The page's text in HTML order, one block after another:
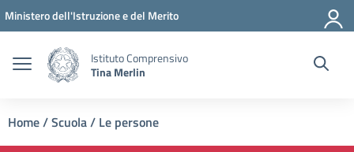
Vai ai contenuti
Vai al menu di navigazione
Vai al footer
Ministero dell'Istruzione e del Merito
Istituto Comprensivo
Tina Merlin
Home/Scuola/ Le persone